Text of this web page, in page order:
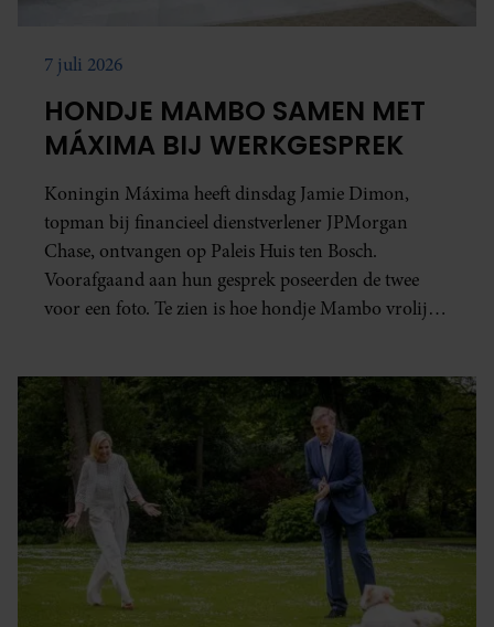
7 juli 2026
HONDJE MAMBO SAMEN MET
MÁXIMA BIJ WERKGESPREK
Koningin Máxima heeft dinsdag Jamie Dimon,
topman bij financieel dienstverlener JPMorgan
Chase, ontvangen op Paleis Huis ten Bosch.
Voorafgaand aan hun gesprek poseerden de twee
voor een foto. Te zien is hoe hondje Mambo vrolijk